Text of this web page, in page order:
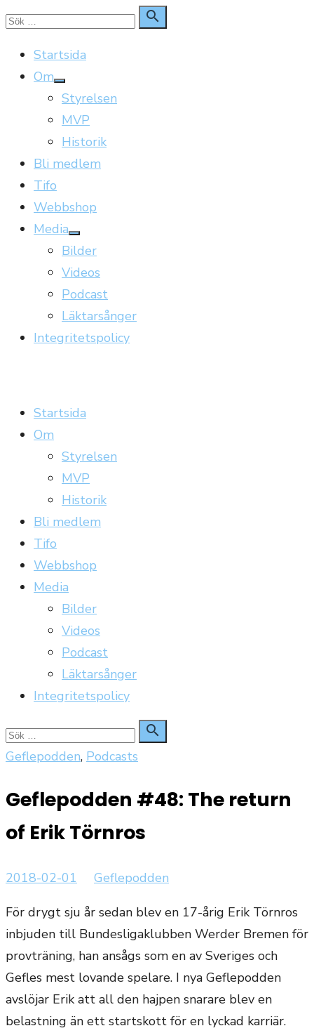
Hoppa
innehåll
Sök

Sök
Startsida
Om
Visa
undermeny
Styrelsen
MVP
Historik
Bli medlem
Tifo
Webbshop
Media
Visa
undermeny
Bilder
Videos
Podcast
Läktarsånger
Integritetspolicy
Startsida
Om
Styrelsen
MVP
Historik
Bli medlem
Tifo
Webbshop
Media
Bilder
Videos
Podcast
Läktarsånger
Integritetspolicy
Sök
för:

Sök
Geflepodden, Podcasts
Geflepodden #48: The return
of Erik Törnros
Publicerat
2018-02-01 Författare
Geflepodden
För drygt sju år sedan blev en 17-årig Erik Törnros
inbjuden till Bundesligaklubben Werder Bremen för
provträning, han ansågs som en av Sveriges och
Gefles mest lovande spelare. I nya Geflepodden
avslöjar Erik att all den hajpen snarare blev en
belastning än ett startskott för en lyckad karriär.